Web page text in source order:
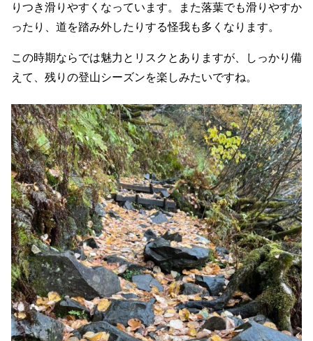
りつき滑りやすくなっています。また落葉でも滑りやすか
ったり、道を踏み外したりする怪我も多くなります。
この時期ならでは魅力とリスクとありますが、しっかり備
えて、残りの登山シーズンを楽しみたいですね。